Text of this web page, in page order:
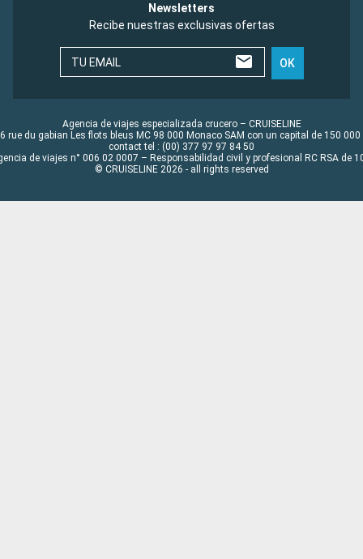
Newsletters
Recibe nuestras exclusivas ofertas
TU EMAIL OK
Agencia de viajes especializada crucero – CRUISELINE
rue du gabian Les flots bleus MC 98 000 Monaco SAM con un capital de 150 000
contact tel : (00) 377 97 97 84 50
de viajes n° 006 02 0007 – Responsabilidad civil y profesional RC RSA de
© CRUISELINE 2026 - all rights reserved